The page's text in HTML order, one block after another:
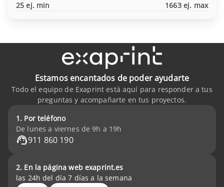
25 ej. min 1663 ej. max
Estamos encantados de poder ayudarte
Todo el equipo de Exaprint está aquí para responder a tus
preguntas y acompañarte en tus proyectos.
1. Por teléfono
De lunes a viernes de 9h a 19h
911 860 190
2. En la página web exaprint.es
las 24h del día 7 días a la semana